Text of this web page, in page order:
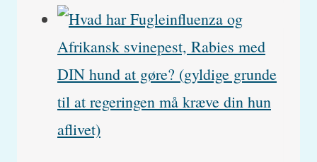
Lauraceae)
(Persin)
antages
at